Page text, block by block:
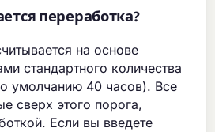
переработка?
на основе
стандартного количества
умолчанию 40 часов). Все
сверх этого порога,
Если вы введете